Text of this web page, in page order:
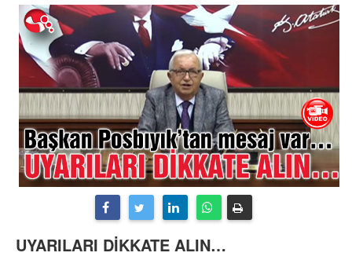
UYARILARI DİKKATE ALIN…